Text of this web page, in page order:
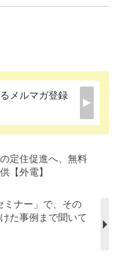
メルマガ登録
定住促進へ、無料
【外電】
ミナー」で、その
た事例まで聞いて